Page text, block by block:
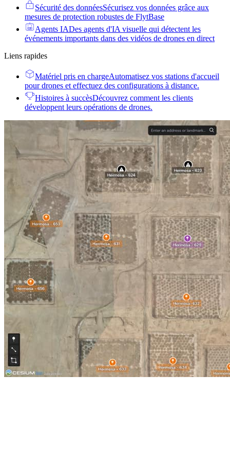
Sécurité des donnéesSécurisez vos données grâce aux
mesures de protection robustes de FlytBase
Agents IADes agents d'IA visuelle qui détectent les
événements importants dans des vidéos de drones en direct
Liens rapides
Matériel pris en chargeAutomatisez vos stations d'accueil
pour drones et effectuez des configurations à distance.
Histoires à succèsDécouvrez comment les clients
développent leurs opérations de drones.